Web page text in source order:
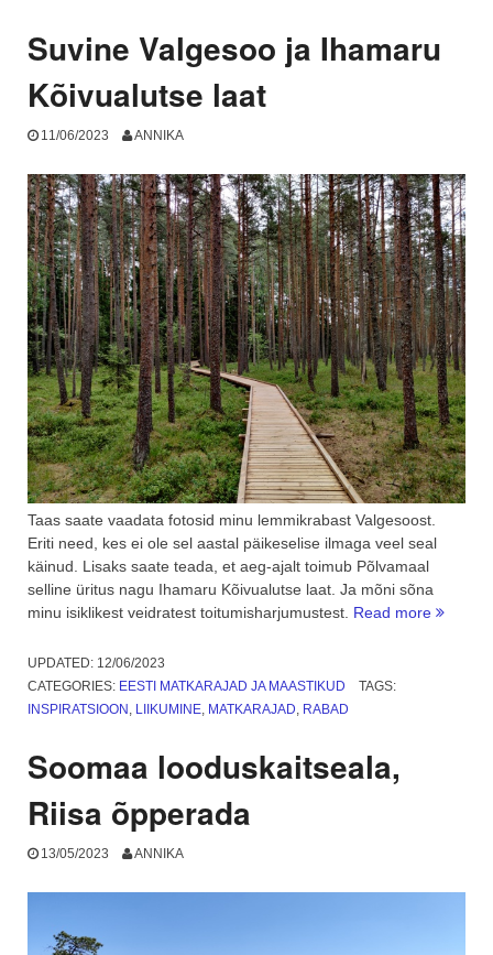
eksootiline
Suvine Valgesoo ja Ihamaru
Kõivualutse laat
11/06/2023 ANNIKA
Taas saate vaadata fotosid minu lemmikrabast Valgesoost.
Eriti need, kes ei ole sel aastal päikeselise ilmaga veel seal
käinud. Lisaks saate teada, et aeg-ajalt toimub Põlvamaal
selline üritus nagu Ihamaru Kõivualutse laat. Ja mõni sõna
minu isiklikest veidratest toitumisharjumustest. Read more “Suvine
UPDATED: 12/06/2023
CATEGORIES: EESTI MATKARAJAD JA MAASTIKUD
TAGS:
INSPIRATSIOON LIIKUMINE MATKARAJAD RABAD
Soomaa looduskaitseala,
Riisa õpperada
13/05/2023 ANNIKA